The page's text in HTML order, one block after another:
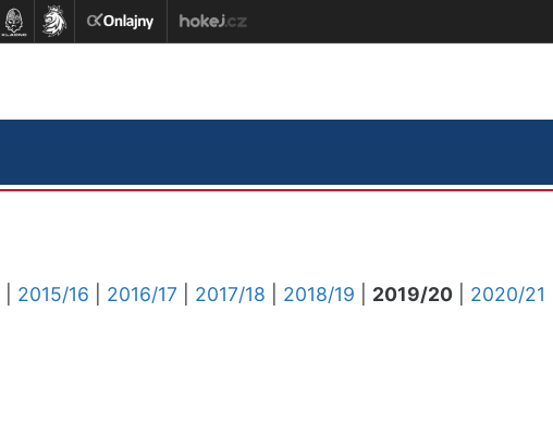
2015/16 2016/17 2017/18 2018/19 2019/20
2020/21